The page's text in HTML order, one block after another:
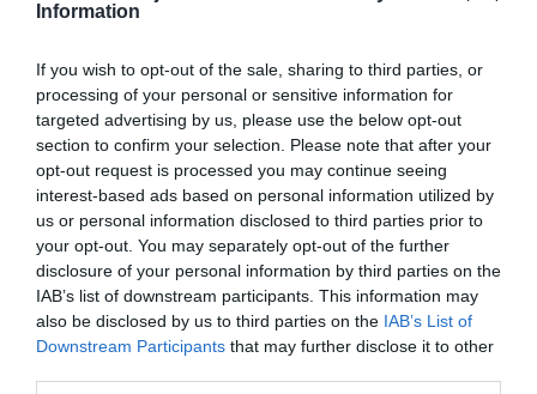
Information
If you wish to opt-out of the sale, sharing to third parties, or
processing of your personal or sensitive information for
targeted advertising by us, please use the below opt-out
section to confirm your selection. Please note that after your
opt-out request is processed you may continue seeing
interest-based ads based on personal information utilized by
us or personal information disclosed to third parties prior to
your opt-out. You may separately opt-out of the further
disclosure of your personal information by third parties on the
IAB’s list of downstream participants. This information may
also be disclosed by us to third parties on the IAB’s List of
Downstream Participants that may further disclose it to other
KONSERVATIVA LEDARE
8 augKONSERVATIV
Miljöpartiets höjda drivmedelspriser
är hat mot landsbygden
Carl Eos
29 julKONSERVATIV
Pinsamt av Norrtelje Tidning
Carl Eos